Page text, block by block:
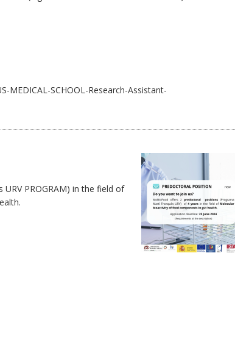
MEDICAL-SCHOOL-Research-Assistant-
PROGRAM) in the field of